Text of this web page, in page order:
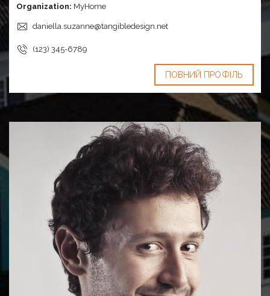
Organization: MyHome
daniella.suzanne@tangibledesign.net
(123) 345-6789
ПОВНИЙ ПРОФІЛЬ